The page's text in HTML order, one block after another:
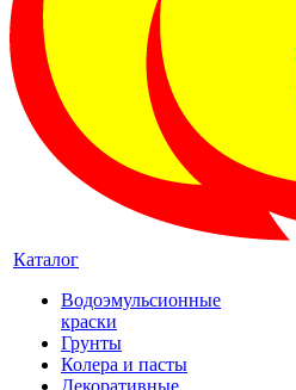
Каталог
Водоэмульсионные
краски
Грунты
Колера и пасты
Декоративные